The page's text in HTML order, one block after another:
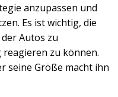
anzupassen und
Es ist wichtig, die
Autos zu
zu können.
seine Größe macht ihn